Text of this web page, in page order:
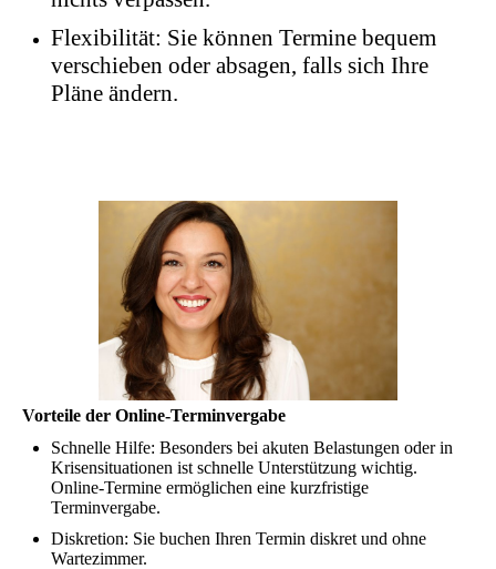
Flexibilität: Sie können Termine bequem
verschieben oder absagen, falls sich Ihre
Pläne ändern.
Vorteile der Online-Terminvergabe
Schnelle Hilfe: Besonders bei akuten Belastungen oder in
Krisensituationen ist schnelle Unterstützung wichtig.
Online-Termine ermöglichen eine kurzfristige
Terminvergabe.
Diskretion: Sie buchen Ihren Termin diskret und ohne
Wartezimmer.